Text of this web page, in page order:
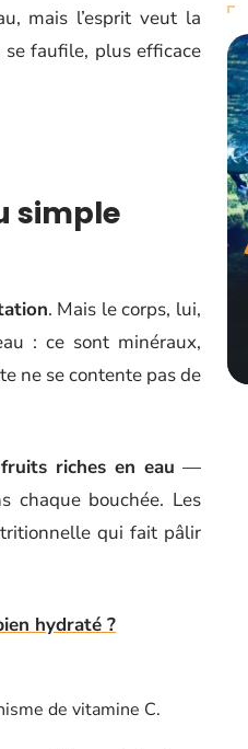
mais l’esprit veut la
faufile, plus efficace
simple
. Mais le corps, lui,
: ce sont minéraux,
ne se contente pas de
fruits riches en eau —
chaque bouchée. Les
qui fait pâlir
hydraté ?
de vitamine C.